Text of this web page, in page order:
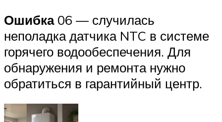
Ошибка06 — случилась
неполадка датчика NTC в системе
горячего водообеспечения. Для
обнаружения и ремонта нужно
обратиться в гарантийный центр.